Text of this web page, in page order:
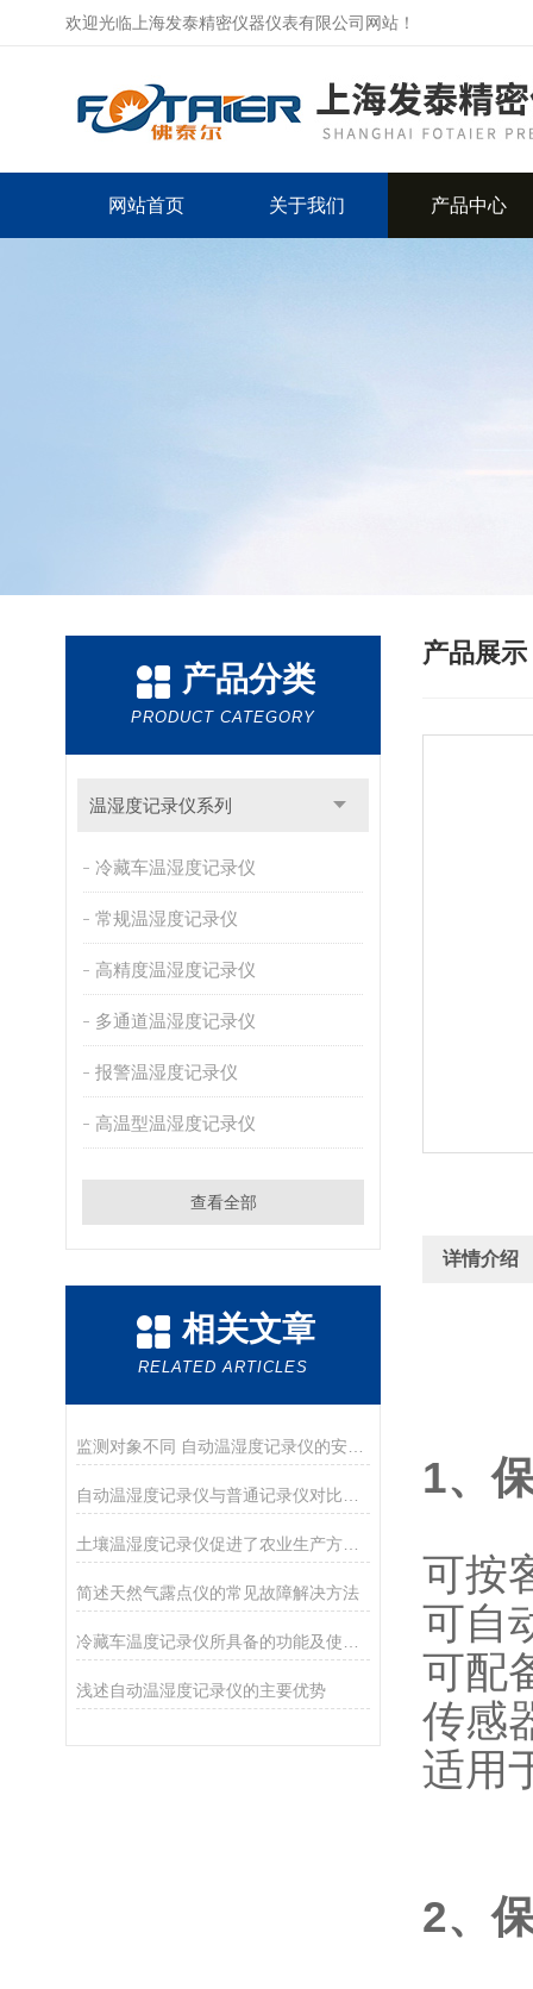
欢迎光临上海发泰精密仪器仪表有限公司网站！
网站首页 关于我们 产品中心
产品分类
PRODUCT CATEGORY
温湿度记录仪系列
冷藏车温湿度记录仪
常规温湿度记录仪
高精度温湿度记录仪
多通道温湿度记录仪
报警温湿度记录仪
高温型温湿度记录仪
查看全部
相关文章
RELATED ARTICLES
监测对象不同 自动温湿度记录仪的安装位置也不相同
土壤温湿度记录仪促进了农业生产方式的转变
简述天然气露点仪的常见故障解决方法
浅述自动温湿度记录仪的主要优势
产品展示
详情介绍
1、
可按
可自
可配
传感
适用
2、